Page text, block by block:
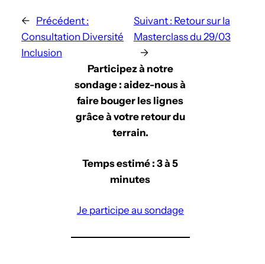
← Précédent :
Consultation Diversité
Inclusion
Suivant : Retour sur la
Masterclass du 29/03
→
Participez à notre
sondage : aidez-nous à
faire bouger les lignes
grâce à votre retour du
terrain.
Temps estimé : 3 à 5
minutes
Je participe au sondage